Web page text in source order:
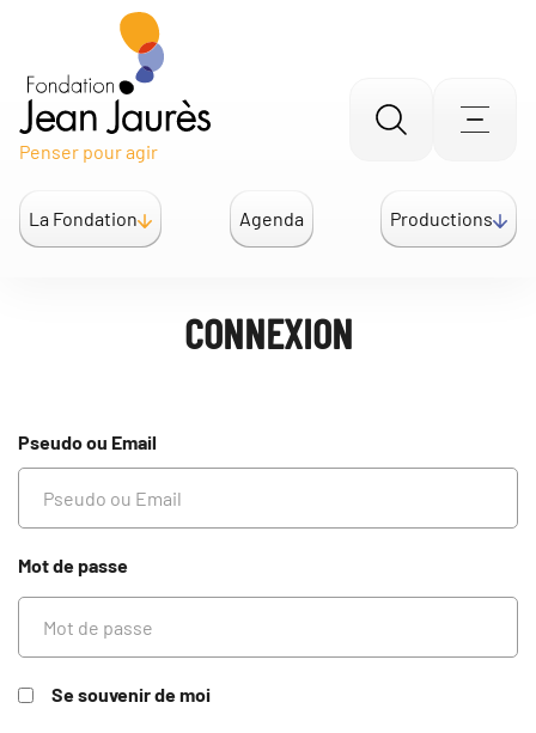
Gestion des traceurs
Penser pour agir
Aller
la
recherche
La Fondation Agenda Productions
CONNEXION
Pseudo ou Email
Mot de passe
Se souvenir de moi